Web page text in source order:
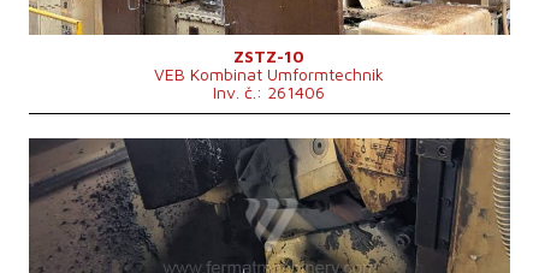
Otáčky brousícího vřetene
0 - 1690 /min
ZSTZ-10
VEB Kombinat Umformtechnik
Inv. č.: 261406
Rok výroby:
0
Řídící systém
ne
Max. průměr obrobku
315 mm
Modul
10 -
Max. hmotnost obrobku
200 kg
Výkon hlavního elektromotoru8 kW